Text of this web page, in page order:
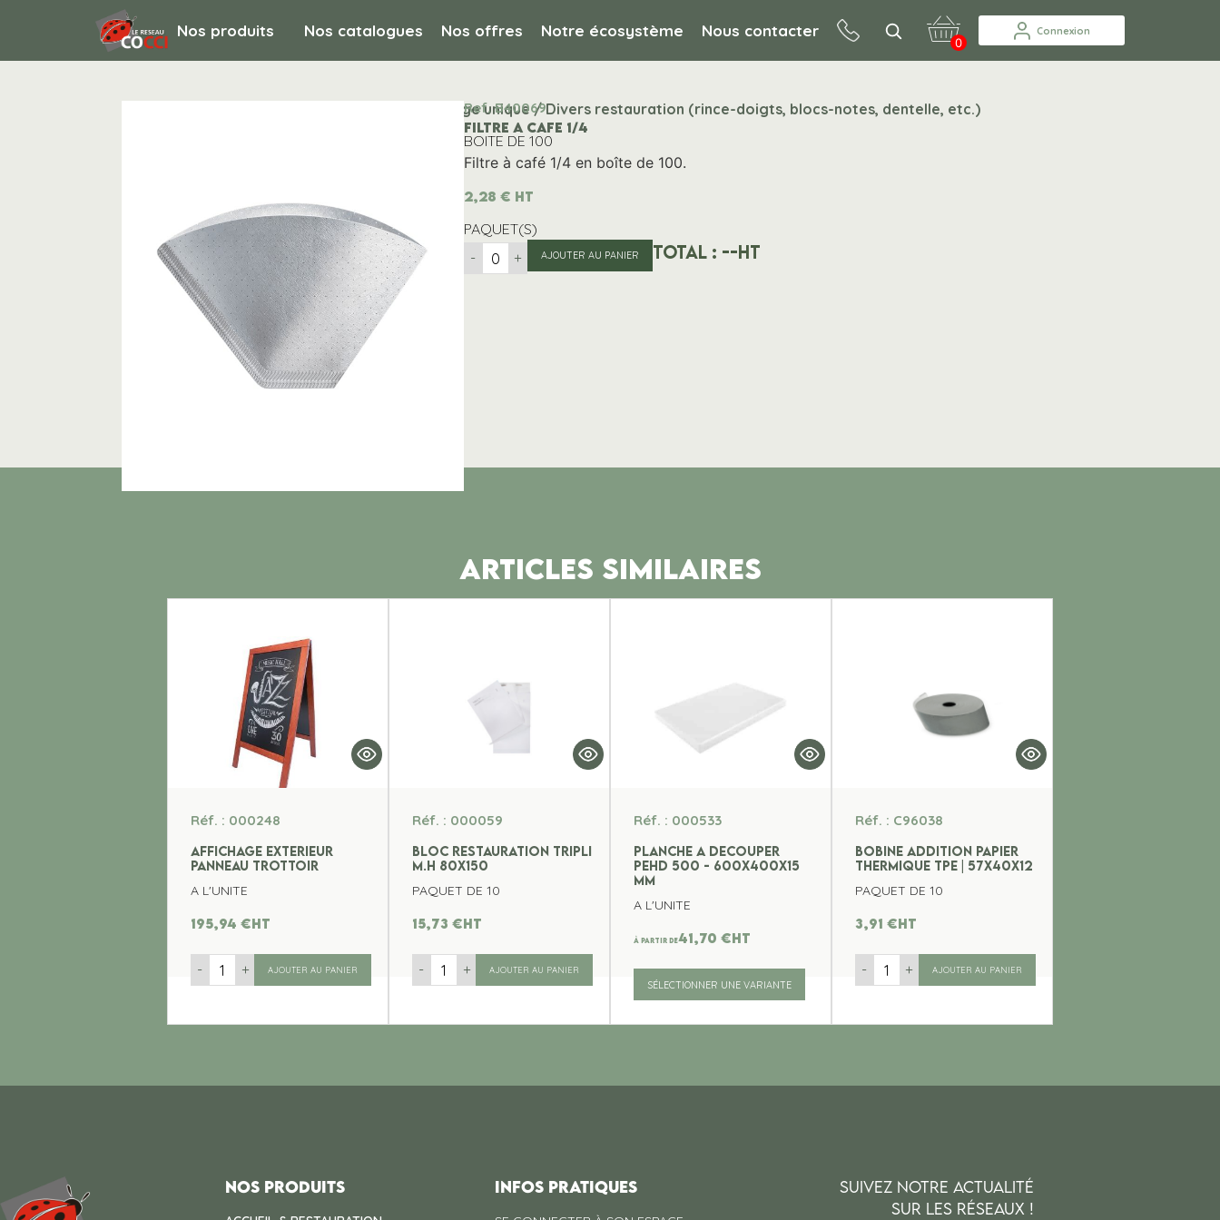
Nos produits Nos catalogues Nos offres Notre écosystème Nous contacter
0
Connexion
ACCUEIL & RESTAURATION / Art de la table à usage unique / Divers restauration (rince-doigts, blocs-notes, dentelle, etc.)
Ref. B40069
FILTRE A CAFE 1/4
BOITE DE 100
Filtre à café 1/4 en boîte de 100.
2,28 € HT
PAQUET(S)
-
+ AJOUTER AU PANIER Total : --HT
ARTICLES SIMILAIRES
Réf. : 000248
AFFICHAGE EXTERIEUR
PANNEAU TROTTOIR
A L'UNITE
195,94€ht
- + AJOUTER AU PANIER
Réf. : 000059
BLOC RESTAURATION TRIPLI
M.H 80x150
PAQUET DE 10
15,73€ht
- + AJOUTER AU PANIER
Réf. : 000533
PLANCHE A DECOUPER
PEHD 500 - 600x400x15
MM
A L'UNITE
À partir de41,70 €ht
SÉLECTIONNER UNE VARIANTE
Réf. : C96038
BOBINE ADDITION PAPIER
THERMIQUE TPE | 57x40x12
PAQUET DE 10
3,91 €ht
- + AJOUTER AU PANIER
Nos produits INFOS PRATIQUES
SUIVEZ NOTRE ACTUALITÉ
SUR LES RÉSEAUX !